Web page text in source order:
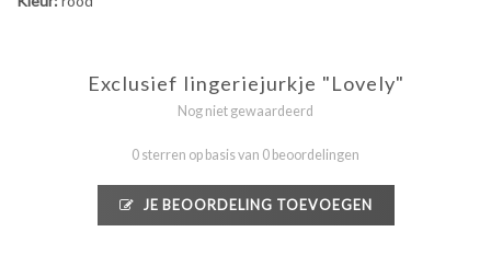
Exclusief lingeriejurkje "Lovely"
Nog niet gewaardeerd
0 sterren op basis van 0 beoordelingen
JE BEOORDELING TOEVOEGEN